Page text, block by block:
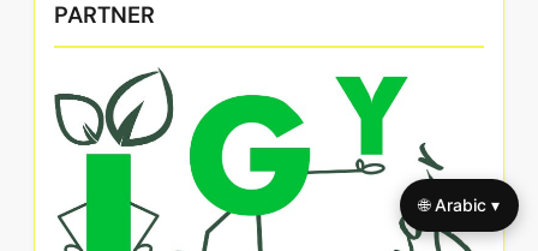
PARTNER
🌐 Arabic ▾